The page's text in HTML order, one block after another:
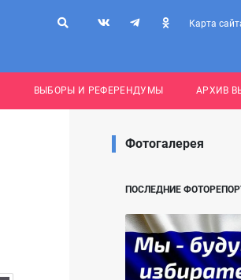
Карта
ВЫБОРЫ И РЕФЕРЕНДУМЫ АРХИВ
Фотогалерея
ПОСЛЕДНИЕ